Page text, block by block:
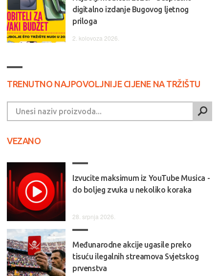
digitalno izdanje Bugovog ljetnog
priloga
2. kolovoza 2026.
TRENUTNO NAJPOVOLJNIJE CIJENE NA TRŽIŠTU
VEZANO
Izvucite maksimum iz YouTube Musica -
do boljeg zvuka u nekoliko koraka
28. srpnja 2026.
Međunarodne akcije ugasile preko
tisuću ilegalnih streamova Svjetskog
prvenstva